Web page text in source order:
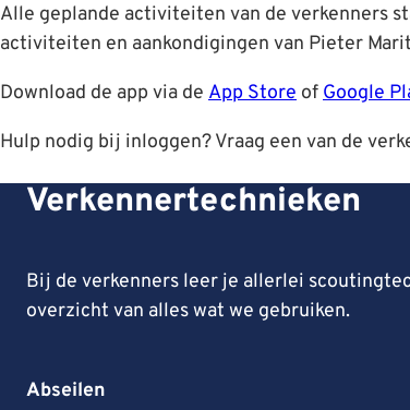
Alle geplande activiteiten van de verkenners
activiteiten en aankondigingen van Pieter
Download de app via de App Store ofGoogle
Hulp nodig bij inloggen? Vraag een van de
Verkennertechnieken
Bij de verkenners leer je allerlei
overzicht van alles wat we gebruiken.
Abseilen